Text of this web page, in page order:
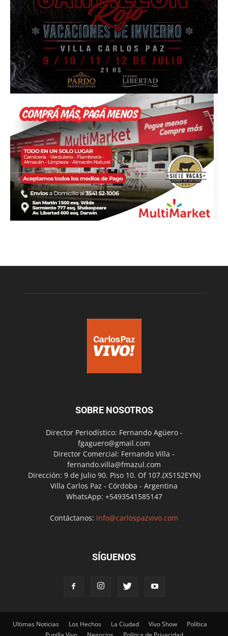
SOBRE NOSOTROS
Director Periodístico: Fernando Agüero -
fgaguero@gmail.com
Director Comercial: Fernando Villa -
fernando.villa@fmazul.com
Dirección: 9 de Julio 90. Piso 10. Of 107.(X5152EYN)
Villa Carlos Paz - Córdoba - Argentina
WhatsApp: +5493541585147
Contáctanos: info@carlospazvivo.com
SÍGUENOS
Ultimas Noticias Los Hechos La Ciudad Vivo Show
Política